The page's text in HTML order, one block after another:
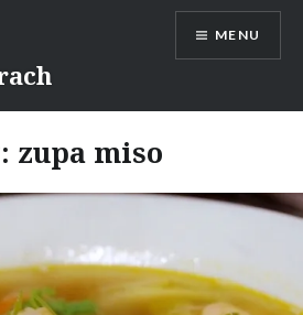
MENU
zupa miso